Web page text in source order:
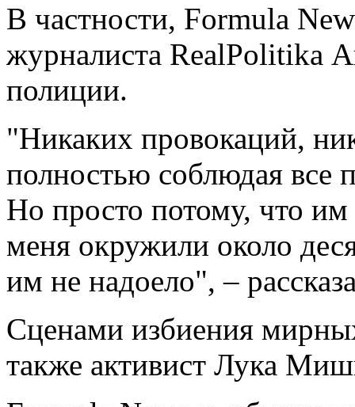
В частности, Formula
журналиста RealPolitika
полиции.
"Никаких провокаций,
полностью соблюдая все
Но просто потому, что
меня окружили около
им не надоело", –
Сценами избиения
также активист Лука